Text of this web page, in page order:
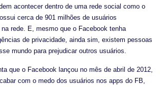
acontecer dentro de uma rede social como o
cerca de 901 milhões de usuários
rede. E, mesmo que o Facebook tenha
de privacidade, ainda sim, existem pessoas
mundo para prejudicar outros usuários.
que o Facebook lançou no mês de abril de 2012,
com o medo dos usuários nos apps do FB,